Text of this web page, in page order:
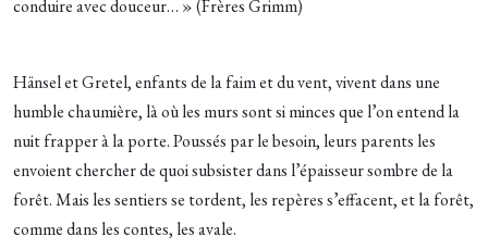
conduire avec douceur… » (Frères Grimm)
Hänsel et Gretel, enfants de la faim et du vent, vivent dans une
humble chaumière, là où les murs sont si minces que l’on entend la
nuit frapper à la porte. Poussés par le besoin, leurs parents les
envoient chercher de quoi subsister dans l’épaisseur sombre de la
forêt. Mais les sentiers se tordent, les repères s’effacent, et la forêt,
comme dans les contes, les avale.